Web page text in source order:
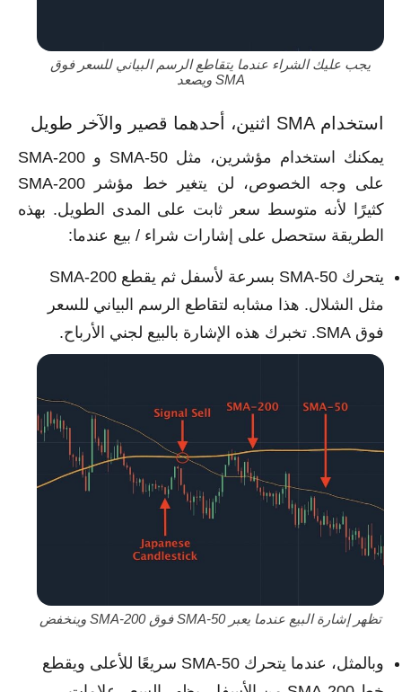
يجب عليك الشراء عندما يتقاطع الرسم البياني للسعر فوق
SMA ويصعد
استخدام SMA اثنين، أحدهما قصير والآخر طويل
يمكنك استخدام مؤشرين، مثل SMA-50 و SMA-200
على وجه الخصوص، لن يتغير خط مؤشر SMA-200
كثيرًا لأنه متوسط سعر ثابت على المدى الطويل. بهذه
الطريقة ستحصل على إشارات شراء / بيع عندما:
يتحرك SMA-50 بسرعة لأسفل ثم يقطع SMA-200
مثل الشلال. هذا مشابه لتقاطع الرسم البياني للسعر
فوق SMA. تخبرك هذه الإشارة بالبيع لجني الأرباح.
تظهر إشارة البيع عندما يعبر SMA-50 فوق SMA-200 وينخفض
وبالمثل، عندما يتحرك SMA-50 سريعًا للأعلى ويقطع